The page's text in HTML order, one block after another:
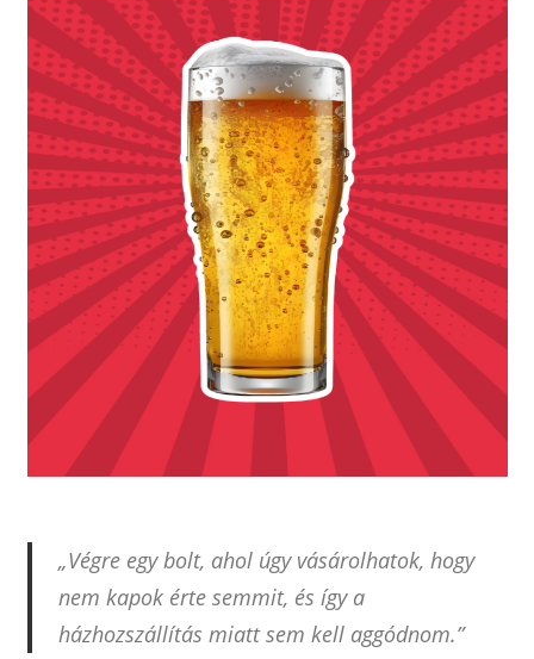
„Végre egy bolt, ahol úgy vásárolhatok, hogy
nem kapok érte semmit, és így a
házhozszállítás miatt sem kell aggódnom.”